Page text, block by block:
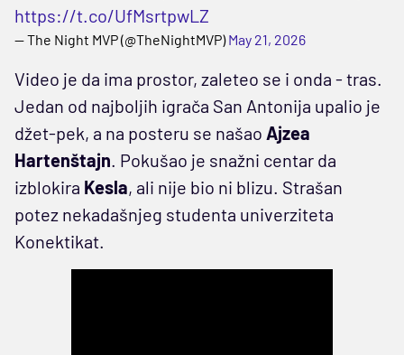
https://t.co/UfMsrtpwLZ
— The Night MVP (@TheNightMVP)May 21, 2026
Video je da ima prostor, zaleteo se i onda - tras.
Jedan od najboljih igrača San Antonija upalio je
džet-pek, a na posteru se našao Ajzea
Hartenštajn. Pokušao je snažni centar da
izblokira Kesla, ali nije bio ni blizu. Strašan
potez nekadašnjeg studenta univerziteta
Konektikat.